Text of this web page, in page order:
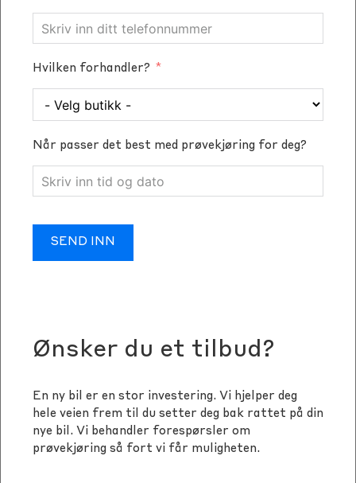
Hvilken forhandler?
Når passer det best med prøvekjøring for deg?
SEND INN
Ønsker du et tilbud?
En ny bil er en stor investering. Vi hjelper deg
hele veien frem til du setter deg bak rattet på din
nye bil. Vi behandler forespørsler om
prøvekjøring så fort vi får muligheten.